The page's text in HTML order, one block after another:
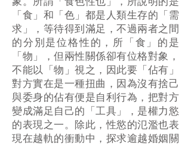
象。所謂「食色性也」，所說明的是
「食」和「色」都是人類生存的「需
求」，等待得到滿足，不過兩者之間
的分別是位格性的，所「食」的是
「物」，但兩性關係卻有位格對象，
不能以「物」視之，因此要「佔有」
對方實在是一種扭曲，因為沒有捨己
與委身的佔有便是自利行為，把對方
變成滿足自己的「工具」，是權力慾
的表現之一。除此，性慾的氾濫也表
現在越軌的衝動中，探求逾越婚姻關